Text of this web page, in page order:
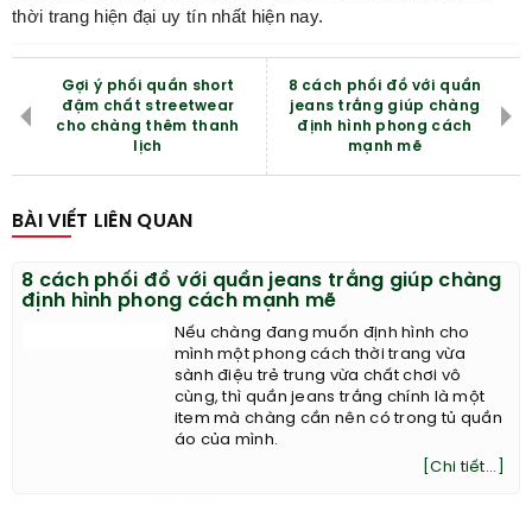
thời trang hiện đại uy tín nhất hiện nay.
Gợi ý phối quần short
đậm chất streetwear
cho chàng thêm thanh
lịch
8 cách phối đồ với quần
jeans trắng giúp chàng
định hình phong cách
mạnh mẽ
BÀI VIẾT LIÊN QUAN
8 cách phối đồ với quần jeans trắng giúp chàng
định hình phong cách mạnh mẽ
Nếu chàng đang muốn định hình cho
mình một phong cách thời trang vừa
sành điệu trẻ trung vừa chất chơi vô
cùng, thì quần jeans trắng chính là một
item mà chàng cần nên có trong tủ quần
áo của mình.
[Chi tiết...]